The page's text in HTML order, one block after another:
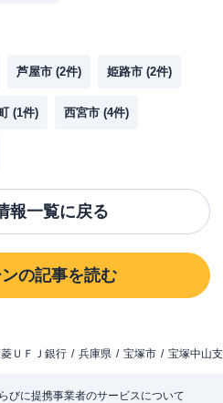
芦屋市 (2件) 姫路市 (2件)
(1件) 西宮市 (4件)
報一覧に戻る
の記事を読む
ＵＦＪ銀行 兵庫県 宝塚市 宝塚中山
びに提携事業者のサービスについて